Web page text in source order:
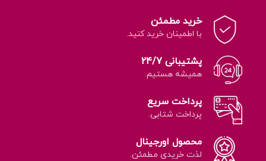
خرید مطمئن
با اطمینان خرید کنید.
پشتیبانی 24/7
همیشه هستیم.
پرداخت سریع
پرداخت شتابی.
محصول اورجینال
لذت خریدی مطمئن.